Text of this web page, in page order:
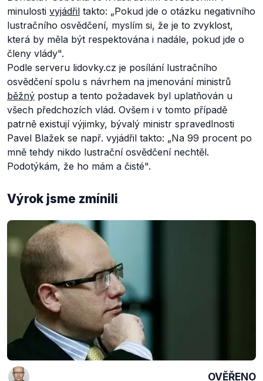
minulosti vyjádřil takto: „Pokud jde o otázku negativního
lustračního osvědčení, myslím si, že je to zvyklost,
která by měla být respektována i nadále, pokud jde o
členy vlády".
Podle serveru lidovky.cz je posílání lustračního
osvědčení spolu s návrhem na jmenování ministrů
běžný postup a tento požadavek byl uplatňován u
všech předchozích vlád. Ovšem i v tomto případě
patrně existují výjimky, bývalý ministr spravedlnosti
Pavel Blažek se např. vyjádřil takto: „Na 99 procent po
mně tehdy nikdo lustrační osvědčení nechtěl.
Podotýkám, že ho mám a čisté".
Výrok jsme zmínili
OVĚŘENO